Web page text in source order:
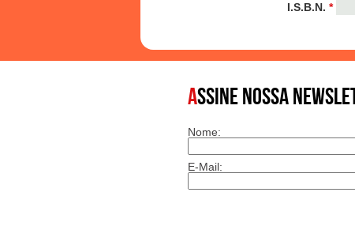
I.S.B.N. *
ASSINE NOSSA
Nome:
E-Mail: